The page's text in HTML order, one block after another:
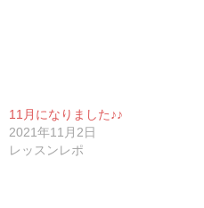
11月になりました♪♪
2021年11月2日
レッスンレポ